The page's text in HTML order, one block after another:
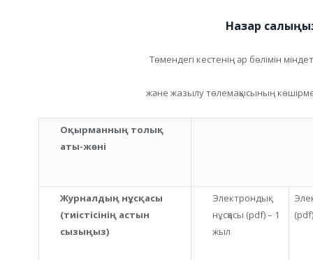
Назар
Төмендегі кестенің әр бөлімін
және жазылу төлемақысының
Оқырманның толық
аты-жөні
Журналдың нұсқасы
(тиістісінің астын
сызыңыз)
Электрондық
нұсқасы (pdf) – 1
жыл